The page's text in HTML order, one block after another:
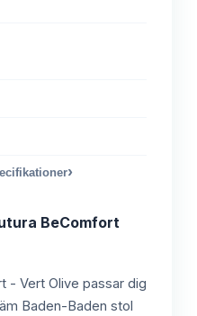
›
BeComfort
- Vert Olive passar dig
Baden-Baden stol